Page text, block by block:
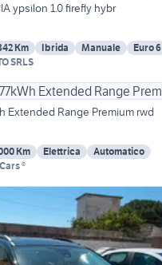
ypsilon 1.0 firefly hybr
Km Ibrida Manuale
Euro 6
SRLS
Extended Range Premium rwd
Km Elettrica
Automatico
®